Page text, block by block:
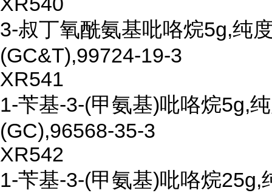
3-叔丁氧酰氨基吡咯烷5g,纯
(GC&T),99724-19-3
XR541
1-苄基-3-(甲氨基)吡咯烷5g,
(GC),96568-35-3
XR542
1-苄基-3-(甲氨基)吡咯烷25g,